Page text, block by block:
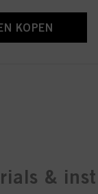
KOPEN
&